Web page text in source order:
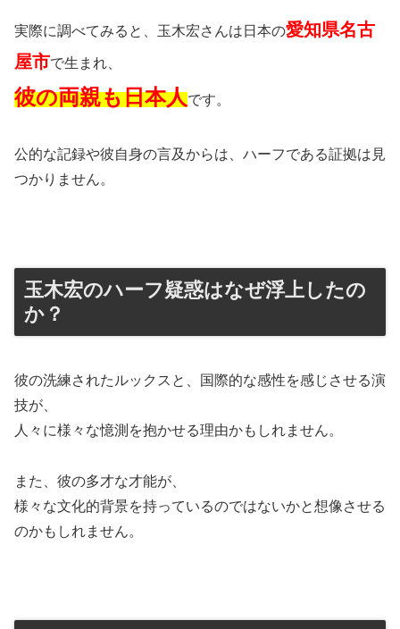
実際に調べてみると、玉木宏さんは日本の愛知県名古
屋市で生まれ、
彼の両親も日本人です。
公的な記録や彼自身の言及からは、ハーフである証拠は見
つかりません。
玉木宏のハーフ疑惑はなぜ浮上したの
か？
彼の洗練されたルックスと、国際的な感性を感じさせる演
技が、
人々に様々な憶測を抱かせる理由かもしれません。
また、彼の多才な才能が、
様々な文化的背景を持っているのではないかと想像させる
のかもしれません。